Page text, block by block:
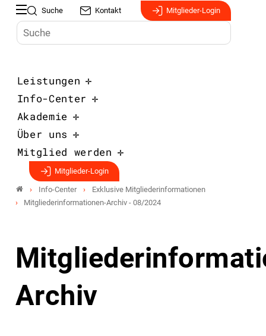
Suche Kontakt Mitglieder-Login
Leistungen
Info-Center
Akademie
Über uns
Mitglied werden
Mitglieder-Login
Info-Center
Exklusive Mitgliederinformationen
Mitgliederinformationen-Archiv - 08/2024
Archiv